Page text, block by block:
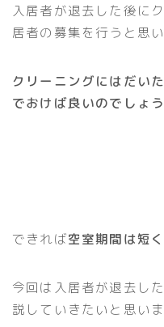
入居者が退去した後に
居者の募集を行うと思
クリーニングにはだい
でおけば良いのでしょ
できれば空室期間は短
今回は入居者が退去し
説していきたいと思いま